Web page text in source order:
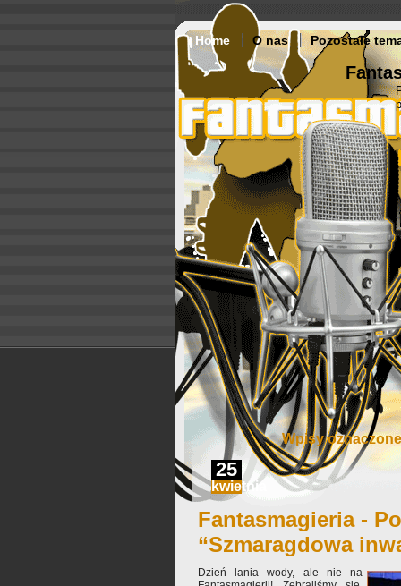
Home O nas Pozostałe
Wpisy oznaczone
25
kwietnia
Fantasmagieria -
“Szmaragdowa
Dzień lania wody, ale nie na